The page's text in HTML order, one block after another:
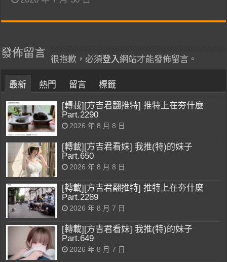
發佈留言
很抱歉，必須登入網站才能發佈留言。
最新 熱門 留言 標籤
[轉載][方吉君翻推特] 推特上在夯什麼
Part.2290
2026 年 8 月 8 日
[轉載][方吉君看妹] 我推(特)的妹子
Part.650
2026 年 8 月 8 日
[轉載][方吉君翻推特] 推特上在夯什麼
Part.2289
2026 年 8 月 7 日
[轉載][方吉君看妹] 我推(特)的妹子
Part.649
2026 年 8 月 7 日